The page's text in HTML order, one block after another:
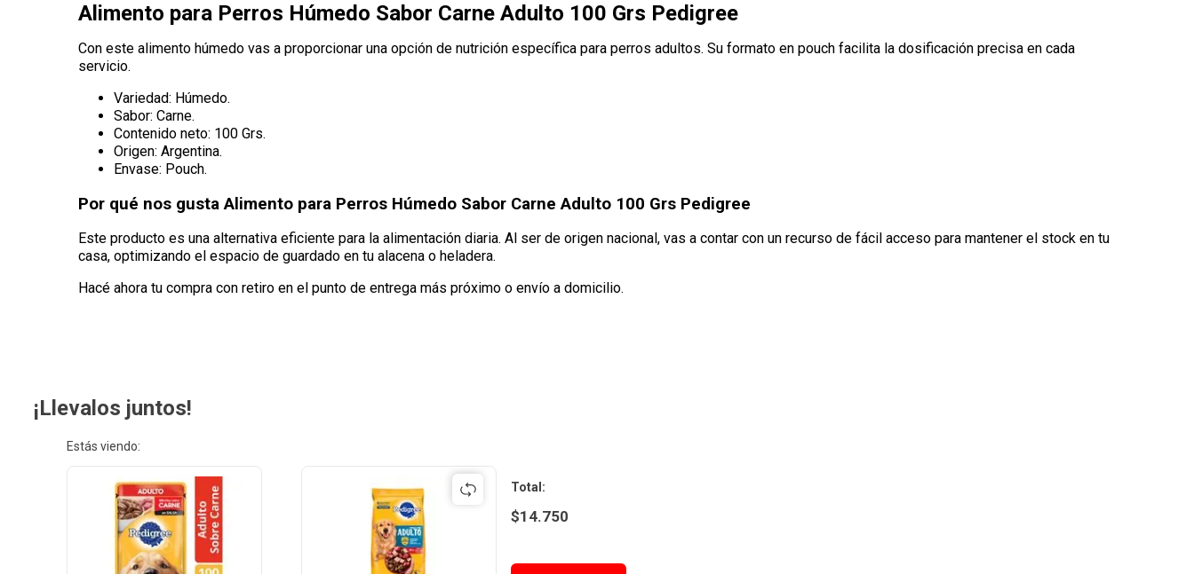
Alimento para Perros Húmedo Sabor Carne Adulto 100 Grs Pedigree
Con este alimento húmedo vas a proporcionar una opción de nutrición específica para perros adultos. Su formato en pouch facilita la dosificación precisa en cada
servicio.
Variedad: Húmedo.
Sabor: Carne.
Contenido neto: 100 Grs.
Origen: Argentina.
Envase: Pouch.
Por qué nos gusta Alimento para Perros Húmedo Sabor Carne Adulto 100 Grs Pedigree
Este producto es una alternativa eficiente para la alimentación diaria. Al ser de origen nacional, vas a contar con un recurso de fácil acceso para mantener el stock en tu
casa, optimizando el espacio de guardado en tu alacena o heladera.
Hacé ahora tu compra con retiro en el punto de entrega más próximo o envío a domicilio.
¡Llevalos juntos!
Estás viendo:
Total:
$14.750